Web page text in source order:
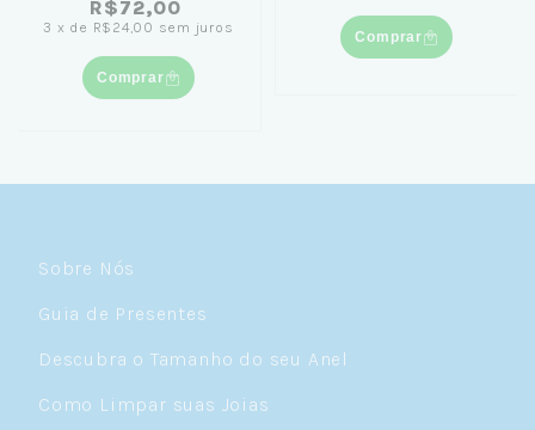
R$72,00
3 x de R$24,00 sem juros
Comprar
Comprar
Sobre Nós
Guia de Presentes
Descubra o Tamanho do seu Anel
Como Limpar suas Joias